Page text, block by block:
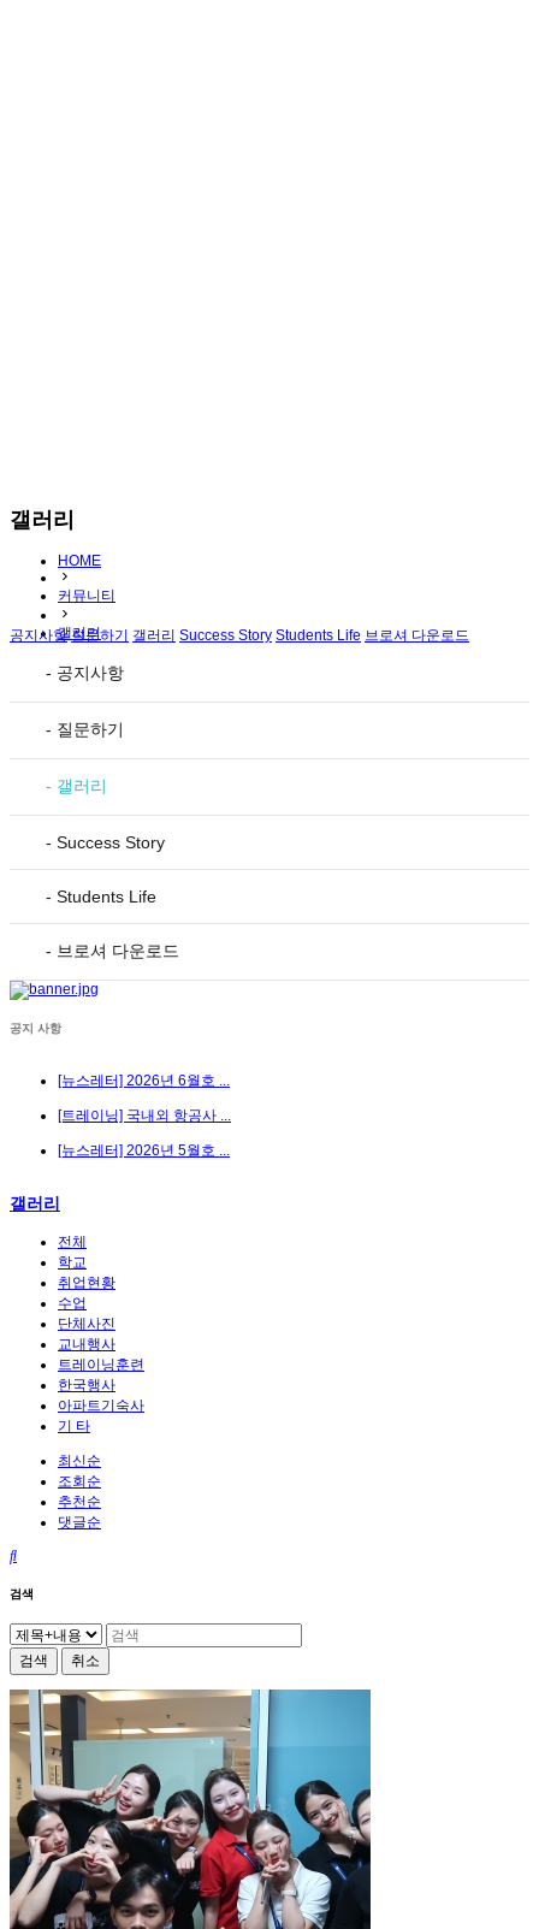
갤러리
HOME
커뮤니티
갤러리
공지사항 질문하기 갤러리 Success Story Students Life 브로셔 다운로드
- 공지사항
- 질문하기
- 갤러리
- Success Story
- Students Life
- 브로셔 다운로드
공지 사항
[뉴스레터] 2026년 6월호 ...
[트레이닝] 국내외 항공사 ...
[뉴스레터] 2026년 5월호 ...
갤러리
전체
학교
취업현황
수업
단체사진
교내행사
트레이닝훈련
한국행사
아파트기숙사
기 타
최신순
조회순
추천순
댓글순
검색
검색 취소